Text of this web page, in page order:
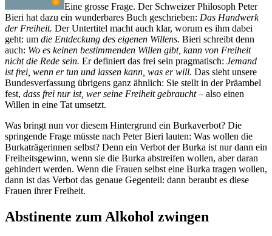
Eine grosse Frage. Der Schweizer Philosoph Peter
Bieri hat dazu ein wunderbares Buch geschrieben: Das Handwerk
der Freiheit. Der Untertitel macht auch klar, worum es ihm dabei
geht: um die Entdeckung des eigenen Willens. Bieri schreibt denn
auch: Wo es keinen bestimmenden Willen gibt, kann von Freiheit
nicht die Rede sein. Er definiert das frei sein pragmatisch: Jemand
ist frei, wenn er tun und lassen kann, was er will. Das sieht unsere
Bundesverfassung übrigens ganz ähnlich: Sie stellt in der Präambel
fest, dass frei nur ist, wer seine Freiheit gebraucht– also einen
Willen in eine Tat umsetzt.
Was bringt nun vor diesem Hintergrund ein Burkaverbot? Die
springende Frage müsste nach Peter Bieri lauten: Was wollen die
Burkaträgerinnen selbst? Denn ein Verbot der Burka ist nur dann ein
Freiheitsgewinn, wenn sie die Burka abstreifen wollen, aber daran
gehindert werden. Wenn die Frauen selbst eine Burka tragen wollen,
dann ist das Verbot das genaue Gegenteil: dann beraubt es diese
Frauen ihrer Freiheit.
Abstinente zum Alkohol zwingen